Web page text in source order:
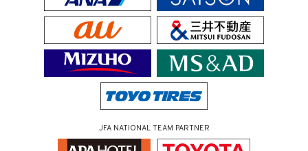
JFA NATIONAL TEAM PARTNER